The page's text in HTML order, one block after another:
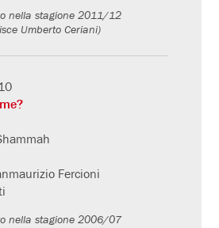
nella stagione 2011/12
Umberto Ceriani)
Fercioni
nella stagione 2006/07